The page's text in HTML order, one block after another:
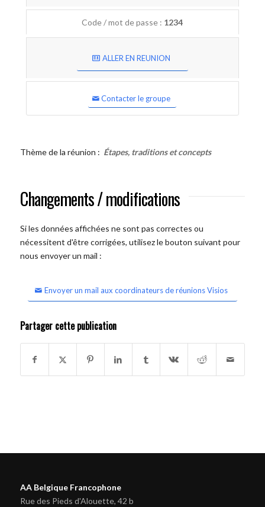
Code / mot de passe : 1234
ALLER EN REUNION
Contacter le groupe
Thème de la réunion : Étapes, traditions et concepts
Changements / modifications
Si les données affichées ne sont pas correctes ou
nécessitent d'être corrigées, utilisez le bouton suivant pour
nous envoyer un mail :
Envoyer un mail aux coordinateurs de réunions Visios
Partager cette publication
AA Belgique Francophone
Rue des Pieds d'Alouette, 42 b